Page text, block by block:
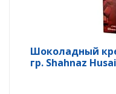
Шоколадный
гр. Shahnaz